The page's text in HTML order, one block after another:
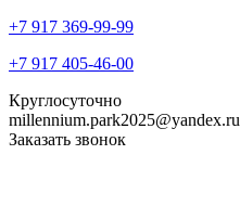
‎+7 917 369-99-99
+7 917 405-46-00
Круглосуточно
millennium.park2025@yandex.ru
Заказать звонок